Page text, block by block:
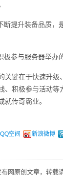
断提升装备品质，
极参与服务器举办
关键在于快速升
、积极参与活动
就传奇霸业。
QQ空间 新浪微博
网原创文章，转载